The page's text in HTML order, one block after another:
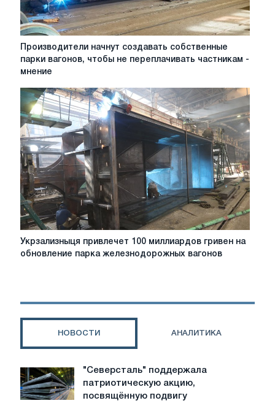
Производители
создавать
парки
вагонов,
чтобы
не
переплачивать
частникам
-
мнение
эксперта
Производители начнут создавать собственные
парки вагонов, чтобы не переплачивать частникам -
мнение
Укрзализныця
привлечет
на
Укрзализныця привлечет 100 миллиардов гривен на
обновление парка железнодорожных вагонов
НОВОСТИ АНАЛИТИКА
"Северсталь"
поддержала
патриотическую
"Северсталь" поддержала
патриотическую акцию,
посвящённую подвигу